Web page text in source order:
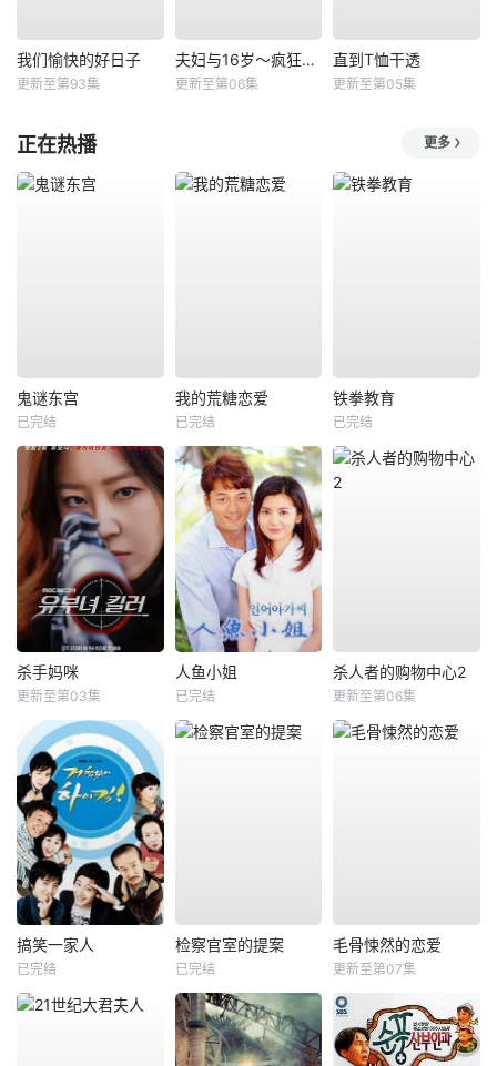
我们愉快的好日子
更新至第93集
夫妇与16岁～疯狂的邻居～
更新至第06集
直到T恤干透
更新至第05集
正在热播 更多
鬼谜东宫
已完结
我的荒糖恋爱
已完结
铁拳教育
已完结
杀手妈咪
更新至第03集
人鱼小姐
已完结
杀人者的购物中心2
更新至第06集
搞笑一家人
已完结
检察官室的提案
已完结
毛骨悚然的恋爱
更新至第07集